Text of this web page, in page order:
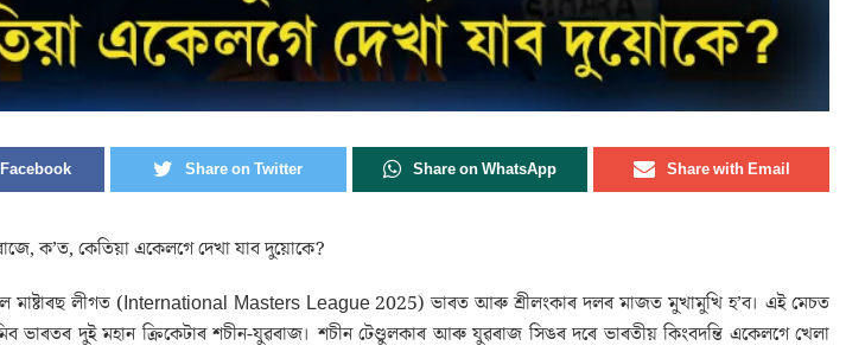
Share on Twitter Share on WhatsApp Share with Email
ক’ত, কেতিয়া একেলগে দেখা যাব দুয়োকে?
মাষ্টাৰছ লীগত (International Masters League 2025) ভাৰত আৰু শ্ৰীলংকাৰ দলৰ মাজত মুখামুখি হ’ব। এই মেচত
ভাৰতৰ দুই মহান ক্ৰিকেটাৰ শচীন-যুৱৰাজ। শচীন টেণ্ডুলকাৰ আৰু যুৱৰাজ সিঙৰ দৰে ভাৰতীয় কিংবদন্তি একেলগে খেলা